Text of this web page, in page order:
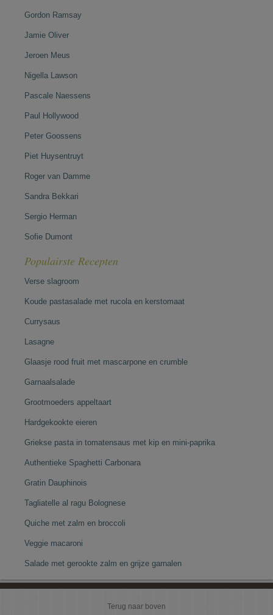
Gordon Ramsay
Jamie Oliver
Jeroen Meus
Nigella Lawson
Pascale Naessens
Paul Hollywood
Peter Goossens
Piet Huysentruyt
Roger van Damme
Sandra Bekkari
Sergio Herman
Sofie Dumont
Populairste Recepten
Verse slagroom
Koude pastasalade met rucola en kerstomaat
Currysaus
Lasagne
Glaasje rood fruit met mascarpone en crumble
Garnaalsalade
Grootmoeders appeltaart
Hardgekookte eieren
Griekse pasta in tomatensaus met kip en mini-paprika
Authentieke Spaghetti Carbonara
Gratin Dauphinois
Tagliatelle al ragu Bolognese
Quiche met zalm en broccoli
Veggie macaroni
Salade met gerookte zalm en grijze garnalen
Terug naar boven